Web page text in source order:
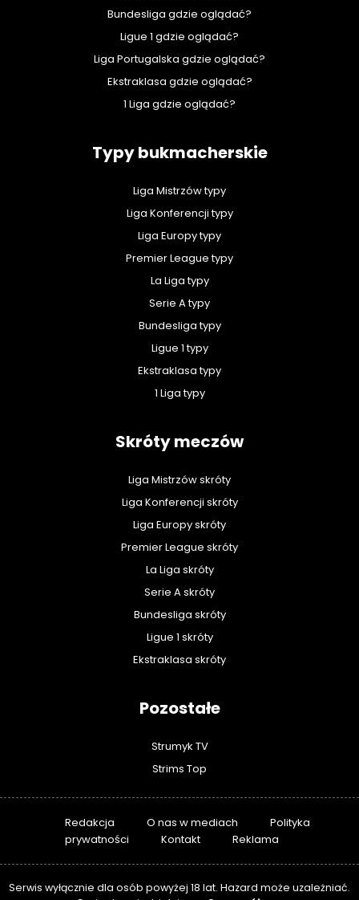
Bundesliga gdzie oglądać?
Ligue 1 gdzie oglądać?
Liga Portugalska gdzie oglądać?
Ekstraklasa gdzie oglądać?
1 Liga gdzie oglądać?
Typy bukmacherskie
Liga Mistrzów typy
Liga Konferencji typy
Liga Europy typy
Premier League typy
La Liga typy
Serie A typy
Bundesliga typy
Ligue 1 typy
Ekstraklasa typy
1 Liga typy
Skróty meczów
Liga Mistrzów skróty
Liga Konferencji skróty
Liga Europy skróty
Premier League skróty
La Liga skróty
Serie A skróty
Bundesliga skróty
Ligue 1 skróty
Ekstraklasa skróty
Pozostałe
Strumyk TV
Strims Top
Redakcja O nas w mediach
Polityka
prywatności
Kontakt Reklama
Serwis wyłącznie dla osób powyżej 18 lat. Hazard może uzależniać.